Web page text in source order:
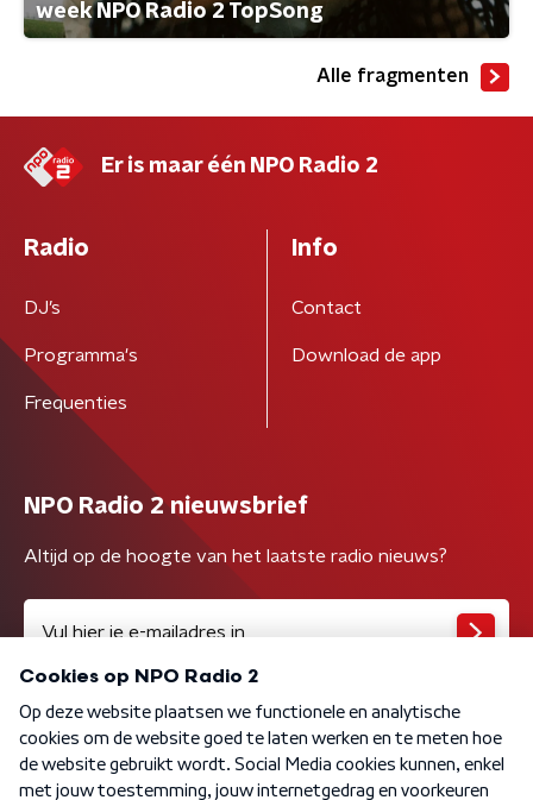
week NPO Radio 2 TopSong
Alle fragmenten
Er is maar één NPO Radio 2
Radio
DJ’s
Programma's
Frequenties
Info
Contact
Download de app
NPO Radio 2 nieuwsbrief
Altijd op de hoogte van het laatste radio nieuws?
Algemene voorwaarden